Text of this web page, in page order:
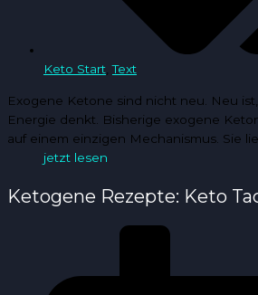
Keto Start,Text
Exogene Ketone sind nicht neu. Neu ist,
Energie denkt. Bisherige exogene
auf einem einzigen Mechanismus. Sie
jetzt lesen
Ketogene Rezepte: Keto